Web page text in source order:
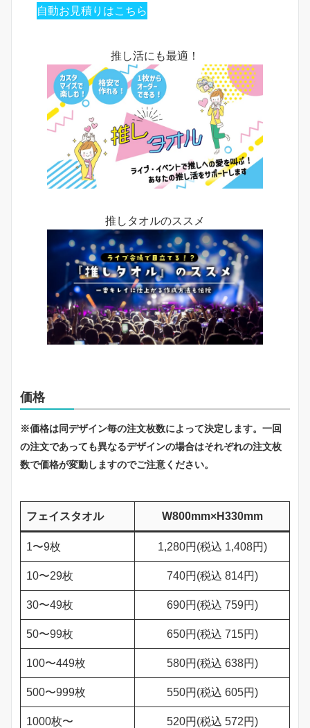
自動お見積りはこちら
推し活にも最適！
推しタオルのススメ
価格
※価格は同デザイン毎の注文枚数によって決定します。一回
の注文であっても異なるデザインの場合はそれぞれの注文枚
数で価格が変動しますのでご注意ください。
フェイスタオル W800mm×H330mm
1〜9枚 1,280円(税込 1,408円)
10〜29枚 740円(税込 814円)
30〜49枚 690円(税込 759円)
50〜99枚 650円(税込 715円)
100〜449枚 580円(税込 638円)
500〜999枚 550円(税込 605円)
1000枚〜 520円(税込 572円)